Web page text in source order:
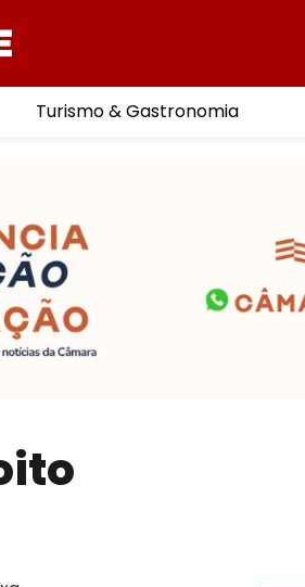
Turismo & Gastronomia